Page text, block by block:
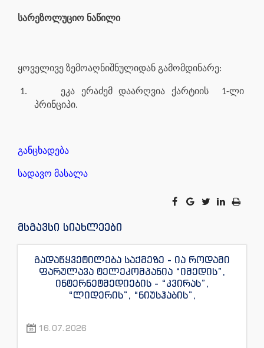
სარეზოლუციო ნაწილი
ყოველივე ზემოაღნიშნულიდან გამომდინარე:
1.
ეკა ერაძემ დაარღვია ქარტიის 1-ლი
პრინციპი.
განცხადება
სადავო მასალა
მსგავსი სიახლეები
გადაწყვეტილება საქმეზე - ია როდამი
ფარულავა ტელეკომპანია “იმედის”,
ინტერნეტმედიების - “კვირას”,
“ლიდერის”, “ნიუსჰაბის”,
“ექსკლუზივტივის” ჟურნალისტების
16.07.2026